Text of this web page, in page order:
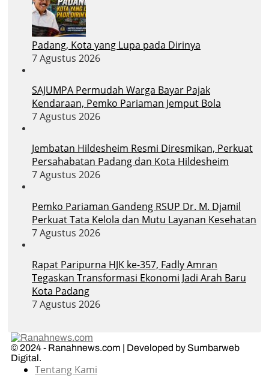
Padang, Kota yang Lupa pada Dirinya
7 Agustus 2026
SAJUMPA Permudah Warga Bayar Pajak
Kendaraan, Pemko Pariaman Jemput Bola
7 Agustus 2026
Jembatan Hildesheim Resmi Diresmikan, Perkuat
Persahabatan Padang dan Kota Hildesheim
7 Agustus 2026
Pemko Pariaman Gandeng RSUP Dr. M. Djamil
Perkuat Tata Kelola dan Mutu Layanan Kesehatan
7 Agustus 2026
Rapat Paripurna HJK ke-357, Fadly Amran
Tegaskan Transformasi Ekonomi Jadi Arah Baru
Kota Padang
7 Agustus 2026
© 2024 - Ranahnews.com | Developed by Sumbarweb
Digital.
Tentang Kami